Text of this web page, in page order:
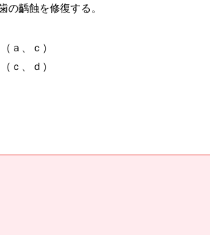
の齲蝕を修復する。
ａ、ｃ）
ｃ、ｄ）